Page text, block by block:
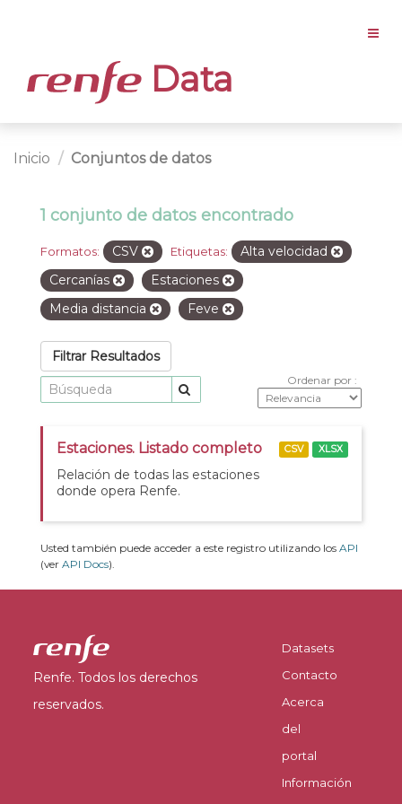
Data
Inicio Conjuntos de datos
1 conjunto de datos encontrado
Formatos: CSV Etiquetas:
Alta velocidad
Cercanías
Estaciones
Media distancia
Feve
Filtrar Resultados
Ordenar por
Estaciones. Listado completo
Relación de todas las estaciones
donde opera Renfe.
CSV XLSX
Usted también puede acceder a este registro utilizando los API
(ver API Docs).
Renfe. Todos los derechos
reservados.
Datasets
Contacto
Acerca
del
portal
Información